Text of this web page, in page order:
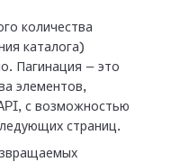
количества
каталога)
Пагинация — это
элементов,
с возможностью
страниц.